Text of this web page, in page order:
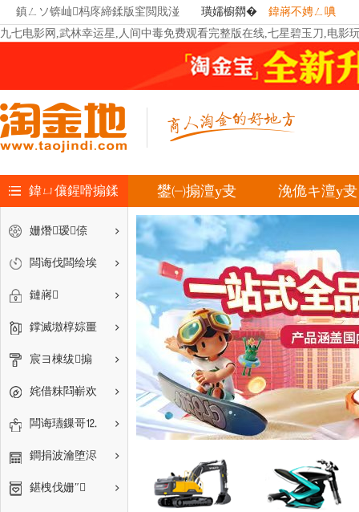
九七电影网,武林幸运星,人间中毒免费观看完整版在线,七星碧玉刀,电
鎮ㄥソ锛屾杩庝締鍒版窐閲戝湴 璜嬬櫥閷� 鍏嶈不娉ㄥ唺
鍏ㄩ儴鍟嗗搧鍒
嗛
鐢㈠搧澶у叏
浼佹キ澶у叏
寤ｅ憡鏈嶅嫏
姗熸瑷倷
闆诲伐闆绘埃
鏈嶈
鐣滅墽椁婃畺
宸ヨ棟绂搧
姹借粖閰嶄欢
闆诲瓙鏁哥⒓
鐧捐波瀹堕浕
鍖栧伐姗″